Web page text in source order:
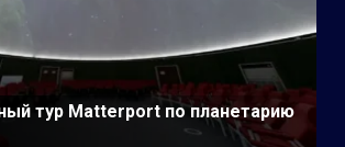
тур Matterport по планетарию